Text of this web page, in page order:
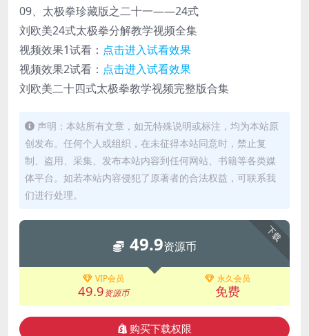
09、太极拳珍藏版之二十一——24式
刘欧美24式太极拳分解教学视频全集
视频效果1试看： 点击进入试看效果
视频效果2试看： 点击进入试看效果
刘欧美二十四式太极拳教学视频完整版合集
声明：本站所有文章，如无特殊说明或标注，均为本站原
创发布。任何个人或组织，在未征得本站同意时，禁止复
制、盗用、采集、发布本站内容到任何网站、书籍等各类媒
体平台。如若本站内容侵犯了原著者的合法权益，可联系我
们进行处理。
下载
49.9资源币
VIP会员
49.9资源币
永久会员
免费
购买下载权限